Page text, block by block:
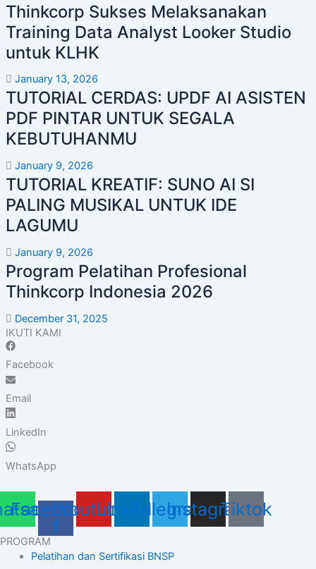
Thinkcorp Sukses Melaksanakan
Training Data Analyst Looker Studio
untuk KLHK
January 13, 2026
TUTORIAL CERDAS: UPDF AI ASISTEN
PDF PINTAR UNTUK SEGALA
KEBUTUHANMU
January 9, 2026
TUTORIAL KREATIF: SUNO AI SI
PALING MUSIKAL UNTUK IDE
LAGUMU
January 9, 2026
Program Pelatihan Profesional
Thinkcorp Indonesia 2026
December 31, 2025
IKUTI KAMI
Facebook
Email
LinkedIn
WhatsApp
Facebook-
f
YoutubeLinkedinTelegram
Instagram
Tiktok
PROGRAM
Pelatihan dan Sertifikasi BNSP